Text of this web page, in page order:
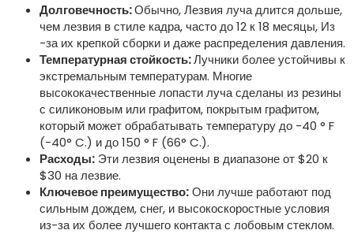
Долговечность:Обычно, Лезвия луча длится дольше,
чем лезвия в стиле кадра, часто до 12 к 18 месяцы, Из
-за их крепкой сборки и даже распределения давления.
Температурная стойкость:Лучники более устойчивы к
экстремальным температурам. Многие
высококачественные лопасти луча сделаны из резины
с силиконовым или графитом, покрытым графитом,
который может обрабатывать температуру до -40 ° F
(-40° C.) и до 150 ° F (66° C.).
Расходы: Эти лезвия оценены в диапазоне от $20 к
$30 на лезвие.
Ключевое преимущество:Они лучше работают под
сильным дождем, снег, и высокоскоростные условия
из-за их более лучшего контакта с лобовым стеклом.